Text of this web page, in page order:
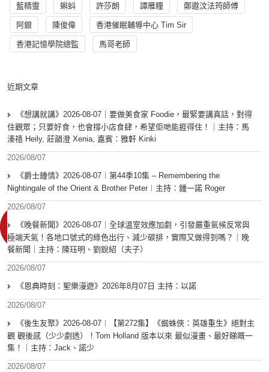
藍精靈 蝌蚪 許莎朗 譚雁瞳 鄭遨汶法筠師傅
阿銀 陳俊偉 香港催眠輔導中心 Tim Sir
香港記憶學院總監 馬哥老師
近期文章
《想講就講》2026-08-07｜要做美食家 Foodie，最緊要講真話，對得
住觀眾；只要好食，也會撐小店食肆，希望佢哋能捱得住！｜主持：馬
溱禧 Heily, 莊韻澄 Xenia, 嘉賓：雅軒 Kinki
2026/08/07
《爵士鍾情》2026-08-07︱第44季10集 – Remembering the
Nightingale of the Orient & Brother Peter︱主持：鍾一諾 Roger
2026/08/07
《晚餐新聞》2026-08-07｜全球溫室效應加劇，引發嚴重氣候反常與
極端天氣！各地口號式的綠色出行、減少碳排，實際又做得到嗎？｜晚
餐新聞｜主持：陳珏明、劉銳紹（夫子）
2026/08/07
《恩典時刻：聖樂漫遊》2026年8月07日 主持：以諾
2026/08/07
《後生友聚》2026-08-07︱【第272集】《蜘蛛俠：英雄重生》絕對主
觀 觀後感（少少劇透）！Tom Holland 版本以來 最似漫畫、最好睇嘅一
集！｜主持：Jack、諾少
2026/08/07